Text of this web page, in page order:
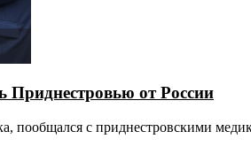
от России
пообщался с приднестровскими